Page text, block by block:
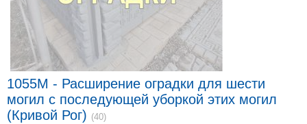
1055M - Расширение оградки для шести
могил с последующей уборкой этих могил
(Кривой Рог) (40)